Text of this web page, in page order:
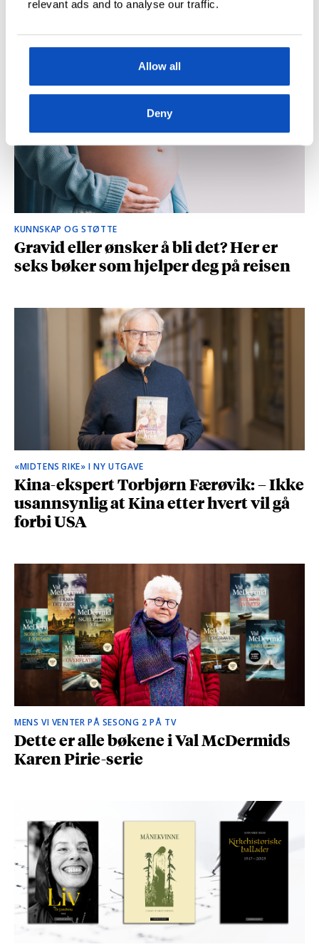
relevant ads and to analyse our traffic.
Allow all
Deny
og spionasje ble helt uinteressant i
KUNNSKAP OG STØTTE
Gravid eller ønsker å bli det? Her er
seks bøker som hjelper deg på reisen
«MIDTENS RIKE» I NY UTGAVE
Kina-ekspert Torbjørn Færøvik: – Ikke
usannsynlig at Kina etter hvert vil gå
forbi USA
MENS VI VENTER PÅ SESONG 2 PÅ TV
Dette er alle bøkene i Val McDermids
Karen Pirie-serie